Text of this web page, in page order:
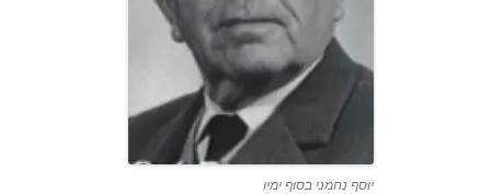
יוסף נחמני בסוף ימיו